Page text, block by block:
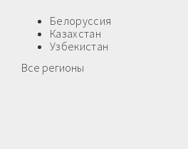
Белоруссия
Казахстан
Узбекистан
Все регионы